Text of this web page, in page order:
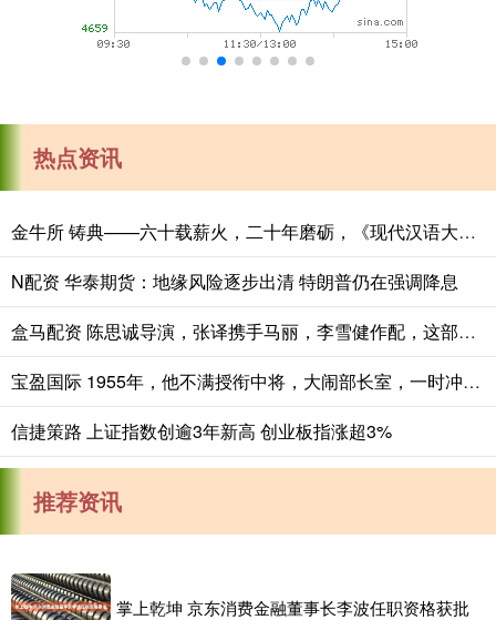
热点资讯
金牛所 铸典——六十载薪火，二十年磨砺，《现代汉语大词典》出版
N配资 华泰期货：地缘风险逐步出清 特朗普仍在强调降息
盒马配资 陈思诚导演，张译携手马丽，李雪健作配，这部刑侦大片票房要炸
宝盈国际 1955年，他不满授衔中将，大闹部长室，一时冲动，结果后悔一生_聂鹤亭_军衔_将领
信捷策路 上证指数创逾3年新高 创业板指涨超3%
推荐资讯
掌上乾坤 京东消费金融董事长李波任职资格获批